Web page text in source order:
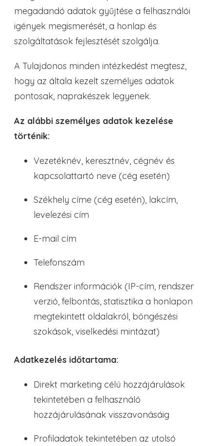
megadandó adatok gyűjtése a felhasználói
igények megismerését, a honlap és
szolgáltatások fejlesztését szolgálja.
A Tulajdonos minden intézkedést megtesz,
hogy az általa kezelt személyes adatok
pontosak, naprakészek legyenek.
Az alábbi személyes adatok kezelése
történik:
Vezetéknév, keresztnév, cégnév és
kapcsolattartó neve (cég esetén)
Székhely címe (cég esetén), lakcím,
levelezési cím
E-mail cím
Telefonszám
Rendszer információk (IP-cím, rendszer
verzió, felbontás, statisztika a honlapon
megtekintett oldalakról, böngészési
szokások, viselkedési mintázat)
Adatkezelés időtartama:
Direkt marketing célú hozzájárulások
tekintetében a felhasználó
hozzájárulásának visszavonásáig
Profiladatok tekintetében az utolsó